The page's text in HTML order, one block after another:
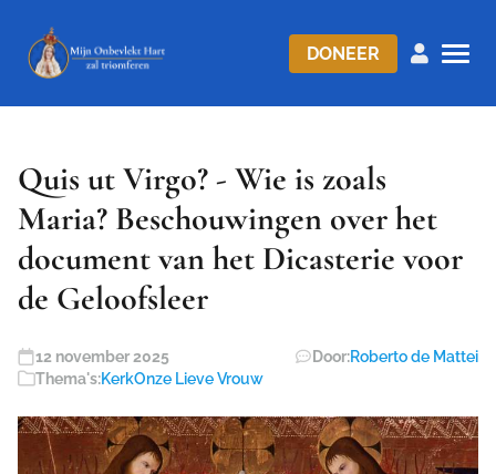
DONEER
Quis ut Virgo? - Wie is zoals
Maria? Beschouwingen over het
document van het Dicasterie voor
de Geloofsleer
12 november 2025 Door:Roberto de Mattei
Thema's:KerkOnze Lieve Vrouw